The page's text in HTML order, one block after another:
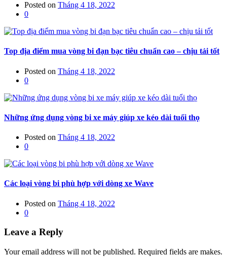
Posted on Tháng 4 18, 2022
0
Top địa điểm mua vòng bi đạn bạc tiêu chuẩn cao – chịu tải tốt
Posted on Tháng 4 18, 2022
0
Những ứng dụng vòng bi xe máy giúp xe kéo dài tuổi thọ
Posted on Tháng 4 18, 2022
0
Các loại vòng bi phù hợp với dòng xe Wave
Posted on Tháng 4 18, 2022
0
Leave a Reply
Your email address will not be published. Required fields are makes.